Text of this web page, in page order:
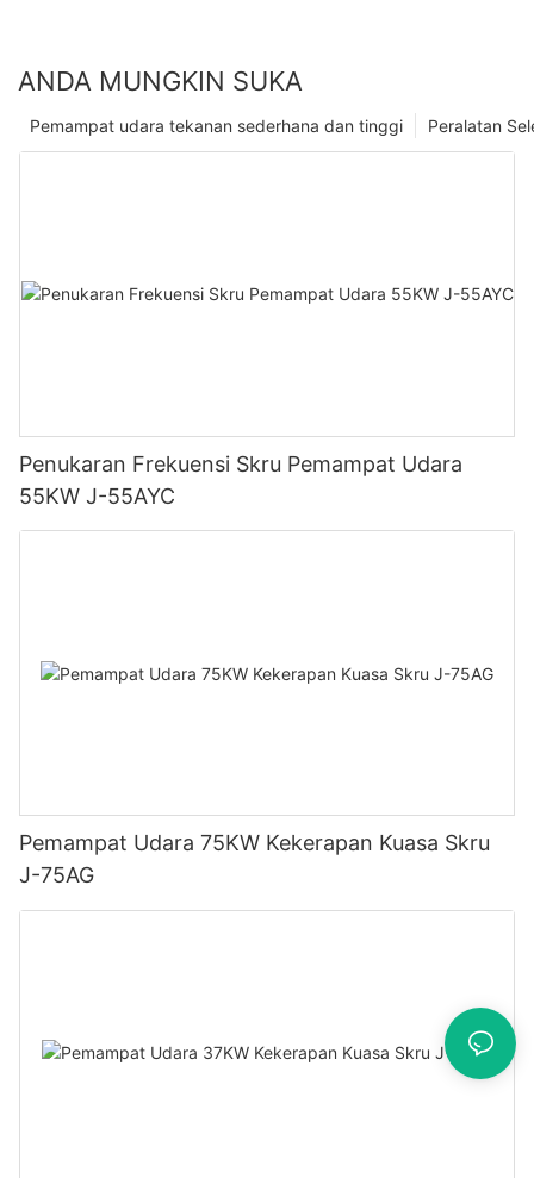
ANDA MUNGKIN SUKA
Peralatan
Pemampat udara tekanan sederhana dan tinggi
Penukaran Frekuensi Skru Pemampat Udara
55KW J-55AYC
Pemampat Udara 75KW Kekerapan Kuasa Skru
J-75AG